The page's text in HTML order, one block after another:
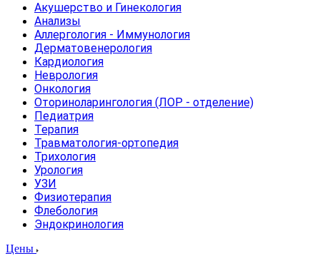
Акушерство и Гинекология
Анализы
Аллергология - Иммунология
Дерматовенерология
Кардиология
Неврология
Онкология
Оториноларингология (ЛОР - отделение)
Педиатрия
Терапия
Травматология-ортопедия
Трихология
Урология
УЗИ
Физиотерапия
Флебология
Эндокринология
Цены